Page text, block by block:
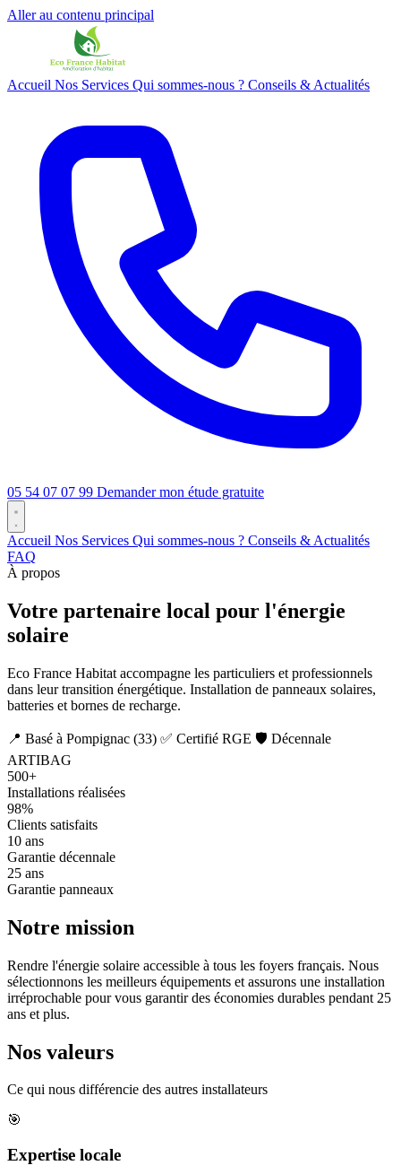
Aller au contenu principal
Accueil Nos Services Qui sommes-nous ? Conseils & Actualités
05 54 07 07 99 Demander mon étude gratuite
Accueil Nos Services Qui sommes-nous ? Conseils & Actualités
FAQ
À propos
Votre partenaire local pour l'énergie
solaire
Eco France Habitat accompagne les particuliers et professionnels
dans leur transition énergétique. Installation de panneaux solaires,
batteries et bornes de recharge.
📍 Basé à Pompignac (33) ✅ Certifié RGE 🛡️ Décennale
ARTIBAG
500+
Installations réalisées
98%
Clients satisfaits
10 ans
Garantie décennale
25 ans
Garantie panneaux
Notre mission
Rendre l'énergie solaire accessible à tous les foyers français. Nous
sélectionnons les meilleurs équipements et assurons une installation
irréprochable pour vous garantir des économies durables pendant 25
ans et plus.
Nos valeurs
Ce qui nous différencie des autres installateurs
🎯
Expertise locale